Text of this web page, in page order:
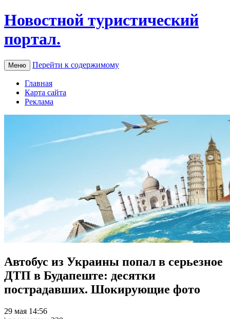
Новостной туристический
портал.
Меню Перейти к содержимому
Главная
Карта сайта
Реклама
Автобус из Украины попал в серьезное
ДТП в Будапеште: десятки
пострадавших. Шокирующие фото
29 мaя 14:56